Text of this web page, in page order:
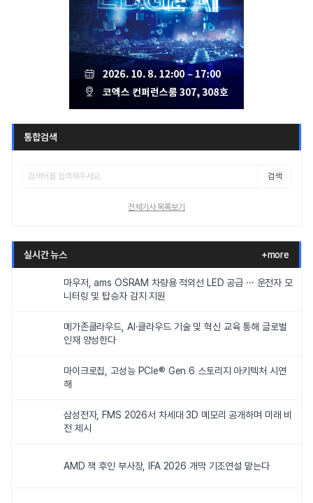
통합검색
검색
전체기사 목록보기
실시간 뉴스 +more
마우저, ams OSRAM 차량용 적외선 LED 공급 ··· 운전자 모
니터링 및 탑승자 감지 지원
메가존클라우드, AI·클라우드 기술 및 혁신 교육 통해 글로벌
인재 양성한다
마이크로칩, 고성능 PCIe® Gen 6 스토리지 아키텍처 시연
해
삼성전자, FMS 2026서 차세대 3D 메모리 공개하며 미래 비
전 제시
AMD 잭 후인 부사장, IFA 2026 개막 기조연설 맡는다